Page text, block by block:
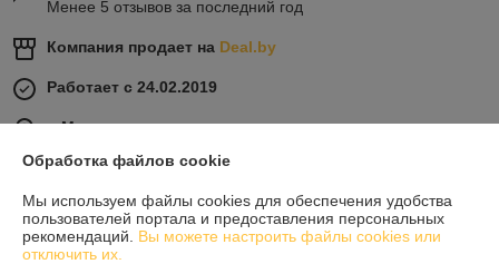
Менее 5 отзывов за последний год
Компания продает на Deal.by
Работает с 24.02.2019
г. Минск
Сегодня работает с 10:00 до 18:00
Показать весь график работы
Обработка файлов cookie
Мы используем файлы cookies для обеспечения удобства
пользователей портала и предоставления персональных
рекомендаций. Вы можете настроить файлы cookies или
отключить их.